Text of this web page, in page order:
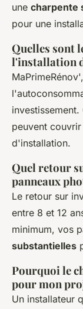
une charpente
pour une
Quelles sont
l'installation
investissement.
peuvent
d'installation.
Quel retour
panneaux
Le retour sur
entre 8 et 12
minimum, vos
substantielles
Pourquoi le
pour mon
Un installateur